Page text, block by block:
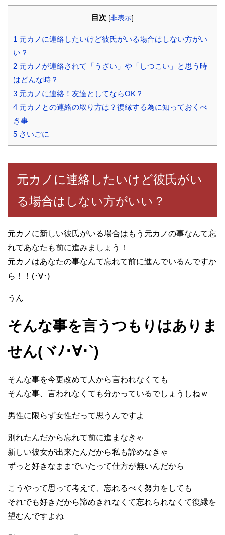
目次 [非表示]
1 元カノに連絡したいけど彼氏がいる場合はしない方がい
い？
2 元カノが連絡されて「うざい」や「しつこい」と思う時
はどんな時？
3 元カノに連絡！友達としてならOK？
4 元カノとの連絡の取り方は？復縁する為に知っておくべ
き事
5 さいごに
元カノに連絡したいけど彼氏がい
る場合はしない方がいい？
元カノに新しい彼氏がいる場合はもう元カノの事なんて忘
れてあなたも前に進みましょう！
元カノはあなたの事なんて忘れて前に進んでいるんですか
ら！！(･∀･)
うん
そんな事を言うつもりはありま
せん(ヾﾉ･∀･`)
そんな事を今更改めて人から言われなくても
そんな事、言われなくても分かっているでしょうしねｗ
男性に限らず女性だって思うんですよ
別れたんだから忘れて前に進まなきゃ
新しい彼女が出来たんだから私も諦めなきゃ
ずっと好きなままでいたって仕方が無いんだから
こうやって思って考えて、忘れるべく努力をしても
それでも好きだから諦めきれなくて忘れられなくて復縁を
望むんですよね